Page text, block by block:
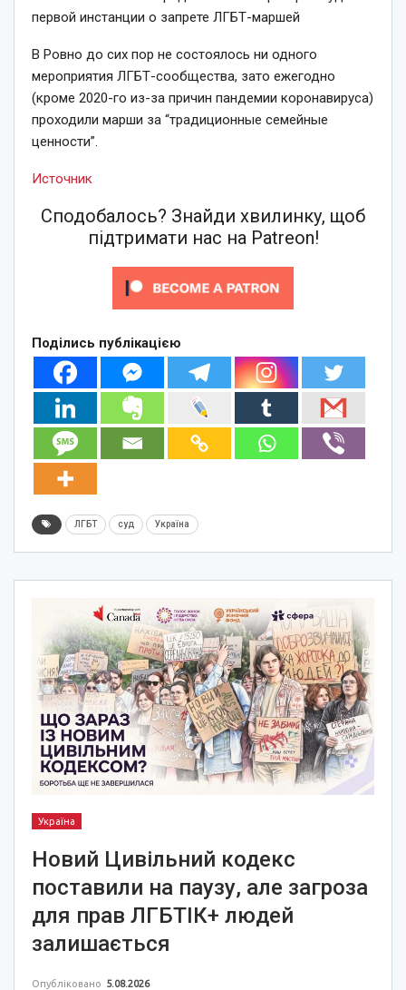
первой инстанции о запрете ЛГБТ-маршей
В Ровно до сих пор не состоялось ни одного
мероприятия ЛГБТ-сообщества, зато ежегодно
(кроме 2020-го из-за причин пандемии коронавируса)
проходили марши за “традиционные семейные
ценности”.
Источник
Сподобалось? Знайди хвилинку, щоб
підтримати нас на Patreon!
Поділись публікацією
ЛГБТ суд Україна
Україна
Новий Цивільний кодекс
поставили на паузу, але загроза
для прав ЛГБТІК+ людей
залишається
Опубліковано 5.08.2026